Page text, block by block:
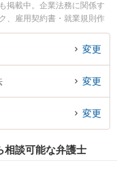
掲載中。企業法務に関係す
、雇用契約書・就業規則作
。特に弁護士法人共創 広島
広島駅前法律事務所の二井
たい』『海外法人・国際法
たい』『初回相談無料で海
護士に相談予約したい』な
変更
変更
変更
相談可能な弁護士